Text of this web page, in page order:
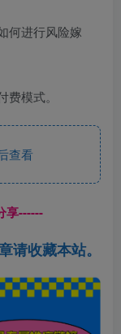
何进行风险嫁
模式。
查看
享------
请收藏本站。